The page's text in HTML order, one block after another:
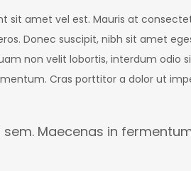
amet vel est. Mauris at
Donec suscipit, nibh sit amet
non velit lobortis, interdum odio
Cras porttitor a dolor ut
Maecenas in